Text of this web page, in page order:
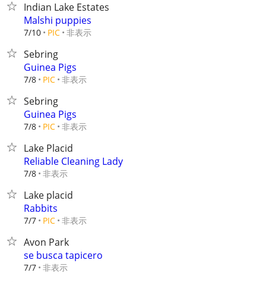
Indian Lake Estates
Malshi puppies
7/10 PIC 非表示
Sebring
Guinea Pigs
7/8 PIC 非表示
Sebring
Guinea Pigs
7/8 PIC 非表示
Lake Placid
Reliable Cleaning Lady
7/8 非表示
Lake placid
Rabbits
7/7 PIC 非表示
Avon Park
se busca tapicero
7/7 非表示